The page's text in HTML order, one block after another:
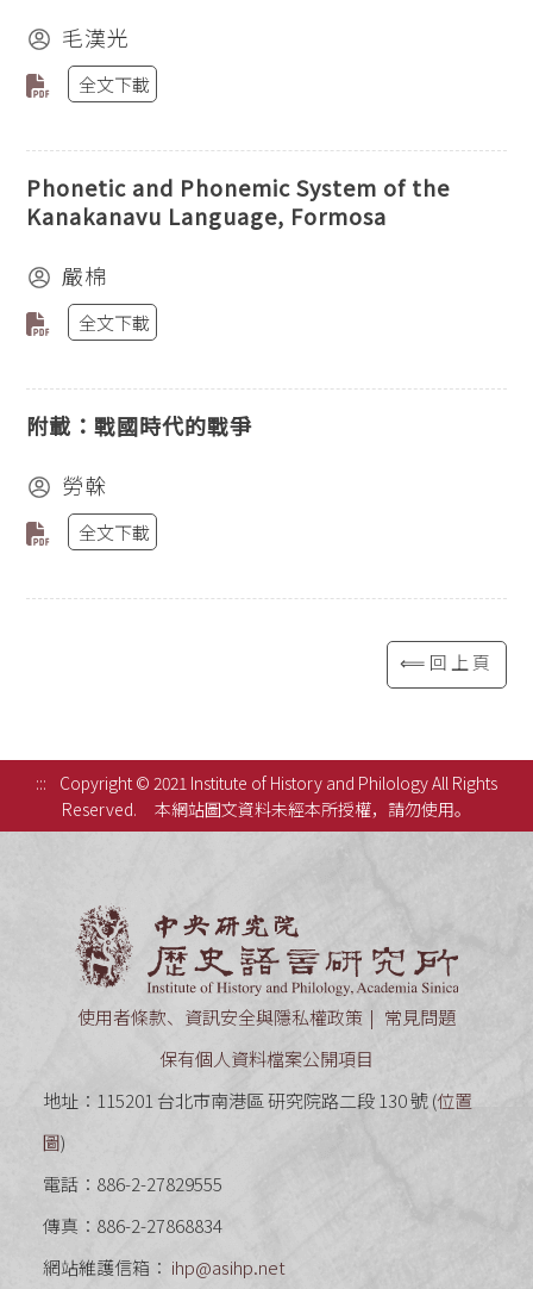
毛漢光
全文下載
Phonetic and Phonemic System of the
Kanakanavu Language, Formosa
嚴棉
全文下載
附載：戰國時代的戰爭
勞榦
全文下載
⟸回上頁
:::
Copyright © 2021 Institute of History and Philology All Rights
Reserved.
本網站圖文資料未經本所授權，請勿使用。
使用者條款、資訊安全與隱私權政策
常見問題
保有個人資料檔案公開項目
地址：115201 台北市南港區 研究院路二段 130 號 (位置
圖)
電話：886-2-27829555
傳真：886-2-27868834
網站維護信箱： ihp@asihp.net